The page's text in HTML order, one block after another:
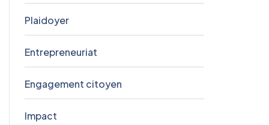
Plaidoyer
Entrepreneuriat
Engagement citoyen
Impact